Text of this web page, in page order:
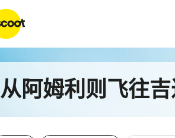
从阿姆利则飞往